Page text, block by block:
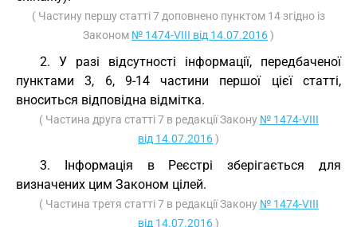
( Частину першу статті 7 доповнено пунктом 14 згідно із
Законом № 1474-VIII від 14.07.2016)
2. У разі відсутності інформації, передбаченої
пунктами 3, 6, 9-14 частини першої цієї статті,
вноситься відповідна відмітка.
( Частина друга статті 7 в редакції Закону № 1474-VIII
від 14.07.2016)
3. Інформація в Реєстрі зберігається для
визначених цим Законом цілей.
( Частина третя статті 7 в редакції Закону № 1474-VIII
від 14.07.2016)